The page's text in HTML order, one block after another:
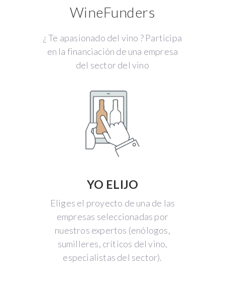
WineFunders
¿ Te apasionado del vino ? Participa
en la financiación de una empresa
del sector del vino
YO ELIJO
Eliges el proyecto de una de las
empresas seleccionadas por
nuestros expertos (enólogos,
sumilleres, críticos del vino,
especialistas del sector).